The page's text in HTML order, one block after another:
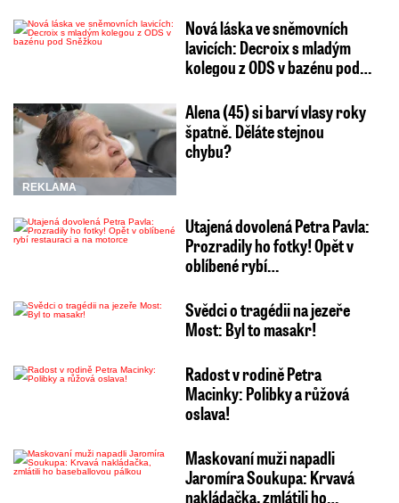
Nová láska ve sněmovních
lavicích: Decroix s mladým
kolegou z ODS v bazénu pod…
REKLAMA
Alena (45) si barví vlasy roky
špatně. Děláte stejnou
chybu?
Utajená dovolená Petra Pavla:
Prozradily ho fotky! Opět v
oblíbené rybí…
Svědci o tragédii na jezeře
Most: Byl to masakr!
Radost v rodině Petra
Macinky: Polibky a růžová
oslava!
Maskovaní muži napadli
Jaromíra Soukupa: Krvavá
nakládačka, zmlátili ho…